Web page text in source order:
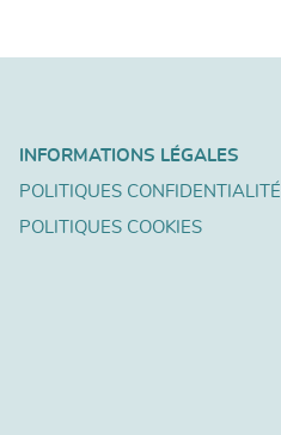
INFORMATIONS LÉGALES
POLITIQUES CONFIDENTIALITÉ
POLITIQUES COOKIES